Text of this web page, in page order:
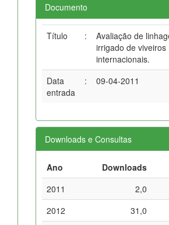
Documento
Título :
Avaliação de
irrigado de viveiros
internacionais.
Data
entrada
: 09-04-2011
Downloads e Consultas
Ano Downloads
2011
2,0
2012
31,0